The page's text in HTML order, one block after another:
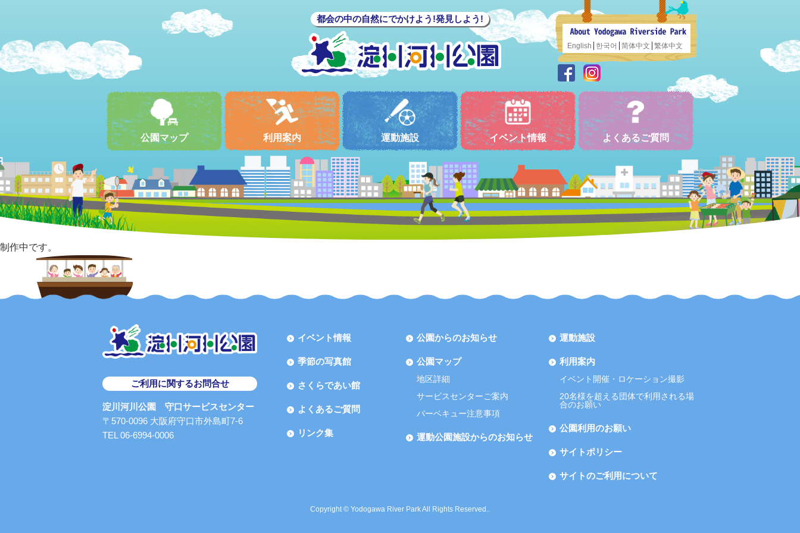
都会の中の自然にでかけよう!発見しよう!
English 한국어 简体中文 繁体中文
公園マップ 利用案内 運動施設 イベント情報 よくあるご質問
制作中です。
ご利用に関するお問合せ
淀川河川公園 守口サービスセンター
〒570-0096 大阪府守口市外島町7-6
TEL 06-6994-0006
イベント情報
季節の写真館
さくらであい館
よくあるご質問
リンク集
公園からのお知らせ
公園マップ
地区詳細
サービスセンターご案内
バーベキュー注意事項
運動公園施設からのお知らせ
運動施設
利用案内
イベント開催・ロケーション撮影
20名様を超える団体で利用される場
合のお願い
公園利用のお願い
サイトポリシー
サイトのご利用について
Copyright © Yodogawa River Park All Rights Reserved..